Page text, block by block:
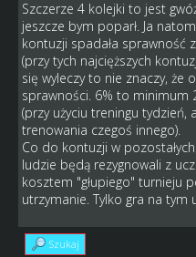
Szczerze 4 kolejki to jest
jeszcze bym poparł. Ja
kontuzji spadała sprawność
(przy tych najcięższych
się wyleczy to nie znaczy, że
sprawności. 6% to minimum
(przy użyciu treningu
trenowania czegoś innego).
Co do kontuzji w
ludzie będą rezygnowali z
kosztem "głupiego" turnieju
utrzymanie. Tylko gra na tym
Szukaj